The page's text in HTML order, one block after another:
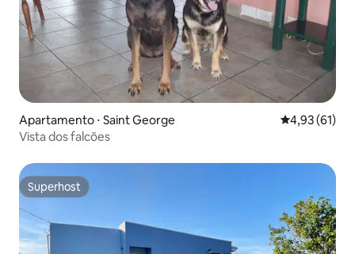
Apartamento ⋅ Saint George 4,93 de uma
4,93 (61)
Vista dos falcões
Superhost
Superhost